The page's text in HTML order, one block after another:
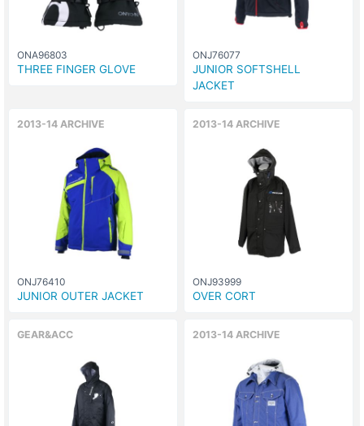
ONA96803
THREE FINGER GLOVE
ONJ76077
JUNIOR SOFTSHELL
JACKET
2013-14 ARCHIVE
ONJ76410
JUNIOR OUTER JACKET
2013-14 ARCHIVE
ONJ93999
OVER CORT
GEAR&ACC 2013-14 ARCHIVE